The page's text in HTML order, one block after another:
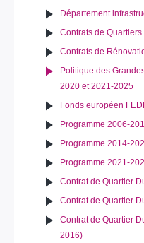
Département
Contrats de
Contrats de
Politique des
2020 et 2021-2025
Fonds européen
Programme 2006-
Programme 2014-
Programme 2021-
Contrat de Quartier
Contrat de Quartier
Contrat de Quartier
2016)